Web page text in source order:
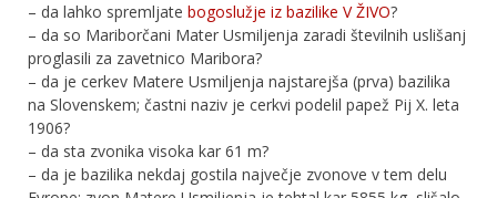
– da lahko spremljate bogoslužje iz bazilike V ŽIVO?
– da so Mariborčani Mater Usmiljenja zaradi številnih uslišanj
proglasili za zavetnico Maribora?
– da je cerkev Matere Usmiljenja najstarejša (prva) bazilika
na Slovenskem; častni naziv je cerkvi podelil papež Pij X. leta
1906?
– da sta zvonika visoka kar 61 m?
– da je bazilika nekdaj gostila največje zvonove v tem delu